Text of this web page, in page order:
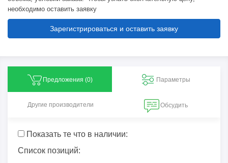
необходимо оставить заявку
Зарегистрироваться и оставить заявку
Предложения (0) Параметры
Другие производители Обсудить
Показать те что в наличии:
Список позиций: